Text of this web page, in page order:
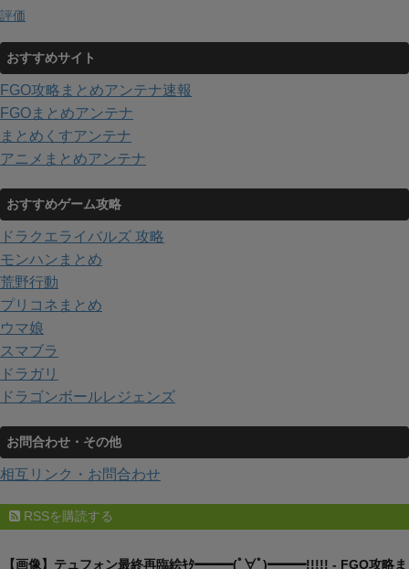
評価
おすすめサイト
FGO攻略まとめアンテナ速報
FGOまとめアンテナ
まとめくすアンテナ
アニメまとめアンテナ
おすすめゲーム攻略
ドラクエライバルズ 攻略
モンハンまとめ
荒野行動
プリコネまとめ
ウマ娘
スマブラ
ドラガリ
ドラゴンボールレジェンズ
お問合わせ・その他
相互リンク・お問合わせ
RSSを購読する
【画像】テュフォン最終再臨絵ｷﾀ━━━(ﾟ∀ﾟ)━━━!!!!! - FGO攻略ま